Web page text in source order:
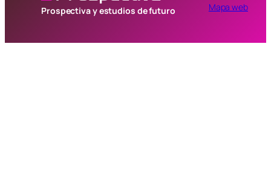
Prospectiva y estudios de futuro Mapa web